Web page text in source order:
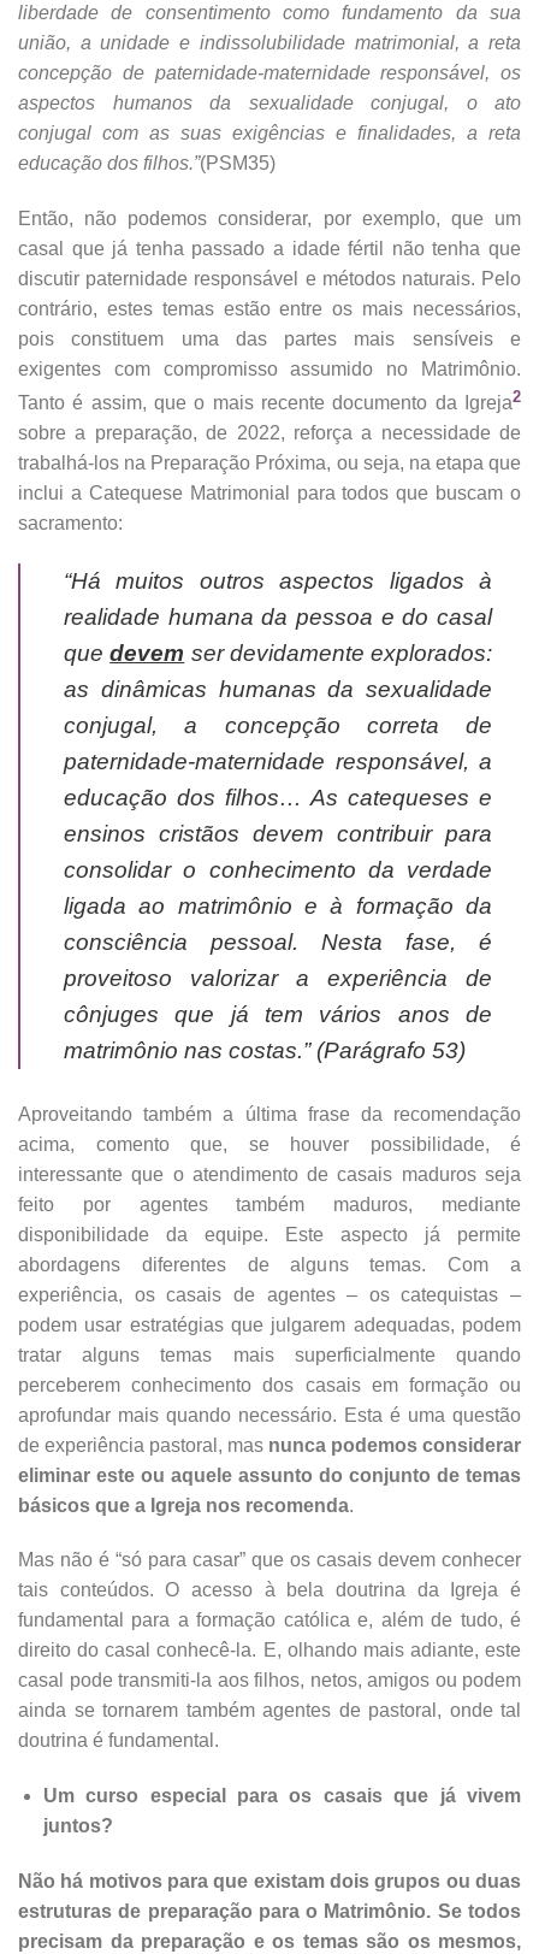
liberdade de consentimento como fundamento da sua
união, a unidade e indissolubilidade matrimonial, a reta
concepção de paternidade-maternidade responsável, os
aspectos humanos da sexualidade conjugal, o ato
conjugal com as suas exigências e finalidades, a reta
educação dos filhos.”(PSM35)
Então, não podemos considerar, por exemplo, que um
casal que já tenha passado a idade fértil não tenha que
discutir paternidade responsável e métodos naturais. Pelo
contrário, estes temas estão entre os mais necessários,
pois constituem uma das partes mais sensíveis e
exigentes com compromisso assumido no Matrimônio.
Tanto é assim, que o mais recente documento da Igreja2
sobre a preparação, de 2022, reforça a necessidade de
trabalhá-los na Preparação Próxima, ou seja, na etapa que
inclui a Catequese Matrimonial para todos que buscam o
sacramento:
“Há muitos outros aspectos ligados à
realidade humana da pessoa e do casal
quedevem ser devidamente explorados:
as dinâmicas humanas da sexualidade
conjugal, a concepção correta de
paternidade-maternidade responsável, a
educação dos filhos… As catequeses e
ensinos cristãos devem contribuir para
consolidar o conhecimento da verdade
ligada ao matrimônio e à formação da
consciência pessoal. Nesta fase, é
proveitoso valorizar a experiência de
cônjuges que já tem vários anos de
matrimônio nas costas.” (Parágrafo 53)
Aproveitando também a última frase da recomendação
acima, comento que, se houver possibilidade, é
interessante que o atendimento de casais maduros seja
feito por agentes também maduros, mediante
disponibilidade da equipe. Este aspecto já permite
abordagens diferentes de alguns temas. Com a
experiência, os casais de agentes – os catequistas –
podem usar estratégias que julgarem adequadas, podem
tratar alguns temas mais superficialmente quando
perceberem conhecimento dos casais em formação ou
aprofundar mais quando necessário. Esta é uma questão
de experiência pastoral, mas nunca podemos considerar
eliminar este ou aquele assunto do conjunto de temas
básicos que a Igreja nos recomenda.
Mas não é “só para casar” que os casais devem conhecer
tais conteúdos. O acesso à bela doutrina da Igreja é
fundamental para a formação católica e, além de tudo, é
direito do casal conhecê-la. E, olhando mais adiante, este
casal pode transmiti-la aos filhos, netos, amigos ou podem
ainda se tornarem também agentes de pastoral, onde tal
doutrina é fundamental.
Um curso especial para os casais que já vivem
juntos?
Não há motivos para que existam dois grupos ou duas
estruturas de preparação para o Matrimônio. Se todos
precisam da preparação e os temas são os mesmos,